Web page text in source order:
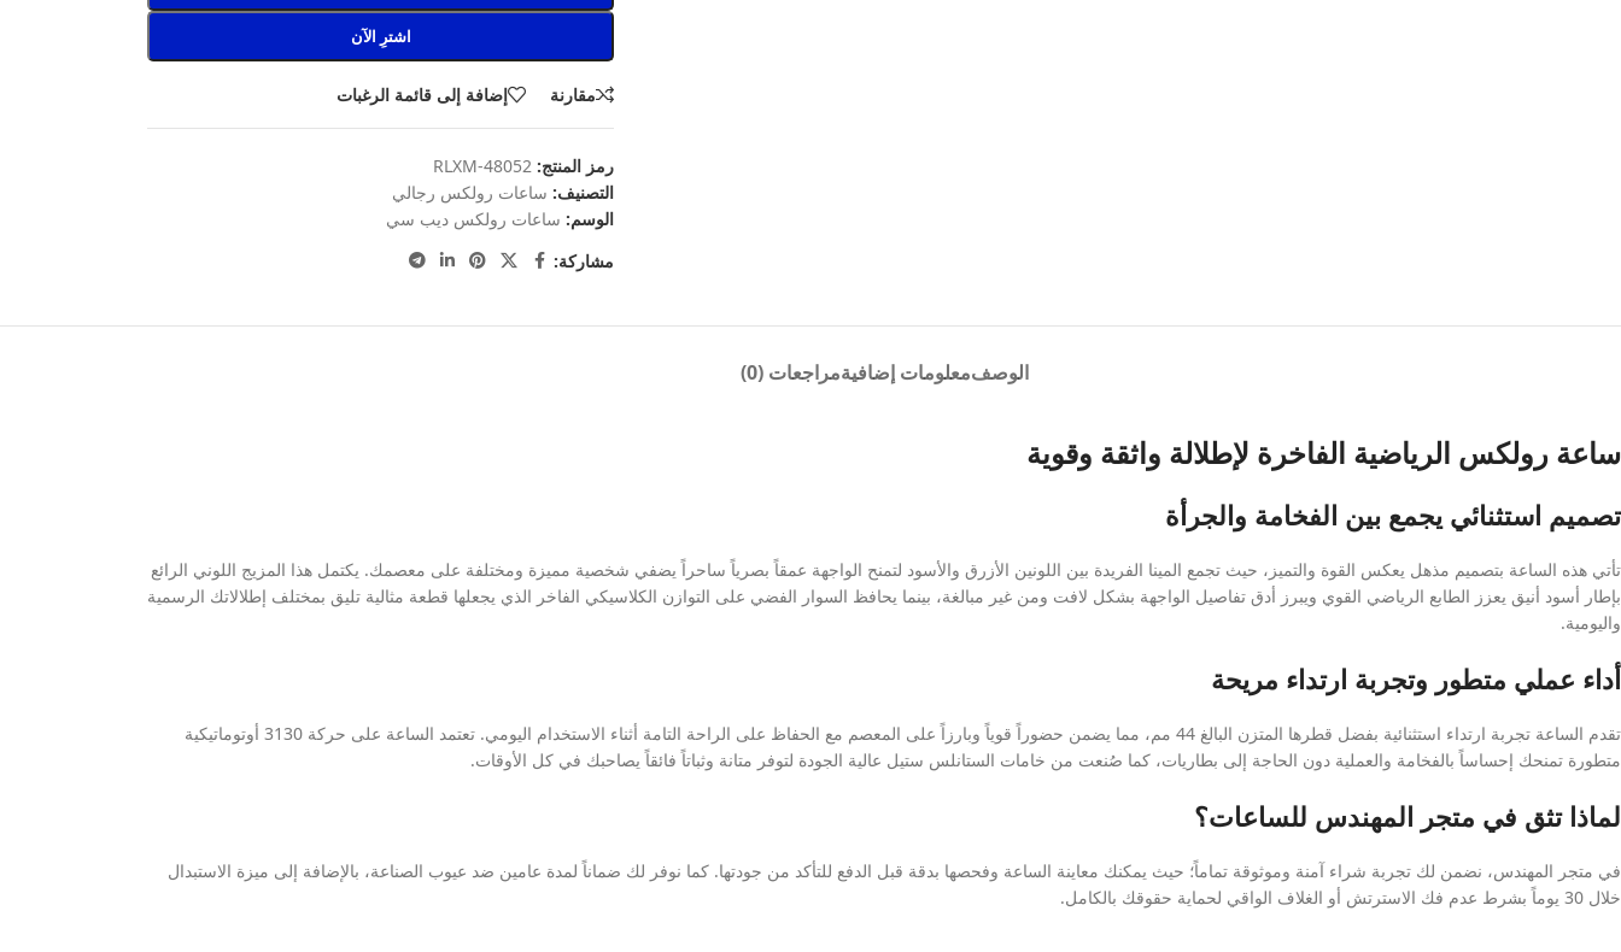
اشترِ الآن
مقارنة إضافة إلى قائمة الرغبات
رمز المنتج: RLXM-48052
التصنيف: ساعات رولكس رجالي
الوسم: ساعات رولكس ديب سي
مشاركة:
الوصفمعلومات إضافيةمراجعات (0)
ساعة رولكس الرياضية الفاخرة لإطلالة واثقة وقوية
تصميم استثنائي يجمع بين الفخامة والجرأة
تأتي هذه الساعة بتصميم مذهل يعكس القوة والتميز، حيث تجمع المينا الفريدة بين اللونين الأزرق والأسود لتمنح الواجهة عمقاً بصرياً ساحراً يضفي شخصية مميزة ومختلفة على معصمك. يكتمل هذا المزيج اللوني الرائع
بإطار أسود أنيق يعزز الطابع الرياضي القوي ويبرز أدق تفاصيل الواجهة بشكل لافت ومن غير مبالغة، بينما يحافظ السوار الفضي على التوازن الكلاسيكي الفاخر الذي يجعلها قطعة مثالية تليق بمختلف إطلالاتك الرسمية
واليومية.
أداء عملي متطور وتجربة ارتداء مريحة
تقدم الساعة تجربة ارتداء استثنائية بفضل قطرها المتزن البالغ 44 مم، مما يضمن حضوراً قوياً وبارزاً على المعصم مع الحفاظ على الراحة التامة أثناء الاستخدام اليومي. تعتمد الساعة على حركة 3130 أوتوماتيكية
متطورة تمنحك إحساساً بالفخامة والعملية دون الحاجة إلى بطاريات، كما صُنعت من خامات الستانلس ستيل عالية الجودة لتوفر متانة وثباتاً فائقاً يصاحبك في كل الأوقات.
لماذا تثق في متجر المهندس للساعات؟
في متجر المهندس، نضمن لك تجربة شراء آمنة وموثوقة تماماً؛ حيث يمكنك معاينة الساعة وفحصها بدقة قبل الدفع للتأكد من جودتها. كما نوفر لك ضماناً لمدة عامين ضد عيوب الصناعة، بالإضافة إلى ميزة الاستبدال
خلال 30 يوماً بشرط عدم فك الاسترتش أو الغلاف الواقي لحماية حقوقك بالكامل.